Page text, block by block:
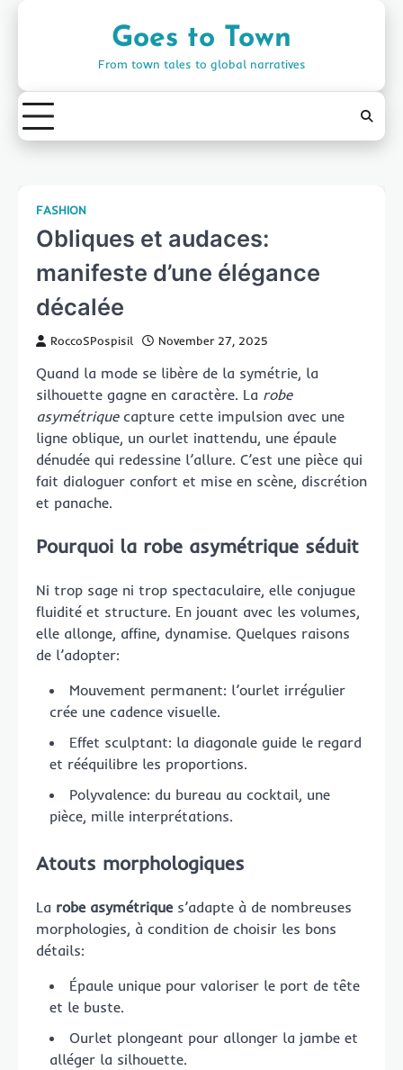
Goes to Town
From town tales to global narratives
FASHION
Obliques et audaces:
manifeste d’une élégance
décalée
RoccoSPospisil November 27, 2025
Quand la mode se libère de la symétrie, la
silhouette gagne en caractère. La robe
asymétriquecapture cette impulsion avec une
ligne oblique, un ourlet inattendu, une épaule
dénudée qui redessine l’allure. C’est une pièce qui
fait dialoguer confort et mise en scène, discrétion
et panache.
Pourquoi la robe asymétrique séduit
Ni trop sage ni trop spectaculaire, elle conjugue
fluidité et structure. En jouant avec les volumes,
elle allonge, affine, dynamise. Quelques raisons
de l’adopter:
Mouvement permanent: l’ourlet irrégulier
crée une cadence visuelle.
Effet sculptant: la diagonale guide le regard
et rééquilibre les proportions.
Polyvalence: du bureau au cocktail, une
pièce, mille interprétations.
Atouts morphologiques
La robe asymétriques’adapte à de nombreuses
morphologies, à condition de choisir les bons
détails:
Épaule unique pour valoriser le port de tête
et le buste.
Ourlet plongeant pour allonger la jambe et
alléger la silhouette.